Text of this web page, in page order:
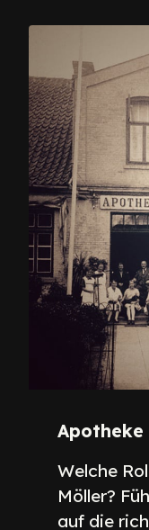
Apotheke
Welche
Möller?
auf die